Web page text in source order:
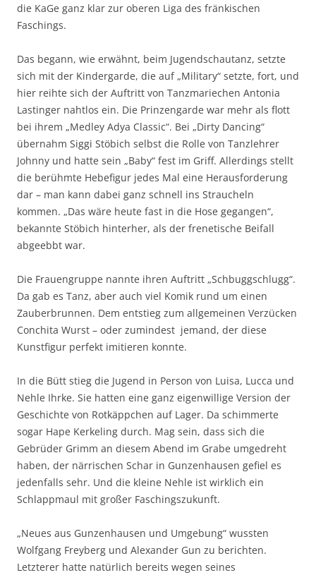
die KaGe ganz klar zur oberen Liga des fränkischen
Faschings.
Das begann, wie erwähnt, beim Jugendschautanz, setzte
sich mit der Kindergarde, die auf „Military“ setzte, fort, und
hier reihte sich der Auftritt von Tanzmariechen Antonia
Lastinger nahtlos ein. Die Prinzengarde war mehr als flott
bei ihrem „Medley Adya Classic“. Bei „Dirty Dancing“
übernahm Siggi Stöbich selbst die Rolle von Tanzlehrer
Johnny und hatte sein „Baby“ fest im Griff. Allerdings stellt
die berühmte Hebefigur jedes Mal eine Herausforderung
dar – man kann dabei ganz schnell ins Straucheln
kommen. „Das wäre heute fast in die Hose gegangen“,
bekannte Stöbich hinterher, als der frenetische Beifall
abgeebbt war.
Die Frauengruppe nannte ihren Auftritt „Schbuggschlugg“.
Da gab es Tanz, aber auch viel Komik rund um einen
Zauberbrunnen. Dem entstieg zum allgemeinen Verzücken
Conchita Wurst – oder zumindest jemand, der diese
Kunstfigur perfekt imitieren konnte.
In die Bütt stieg die Jugend in Person von Luisa, Lucca und
Nehle Ihrke. Sie hatten eine ganz eigenwillige Version der
Geschichte von Rotkäppchen auf Lager. Da schimmerte
sogar Hape Kerkeling durch. Mag sein, dass sich die
Gebrüder Grimm an diesem Abend im Grabe umgedreht
haben, der närrischen Schar in Gunzenhausen gefiel es
jedenfalls sehr. Und die kleine Nehle ist wirklich ein
Schlappmaul mit großer Faschingszukunft.
„Neues aus Gunzenhausen und Umgebung“ wussten
Wolfgang Freyberg und Alexander Gun zu berichten.
Letzterer hatte natürlich bereits wegen seines